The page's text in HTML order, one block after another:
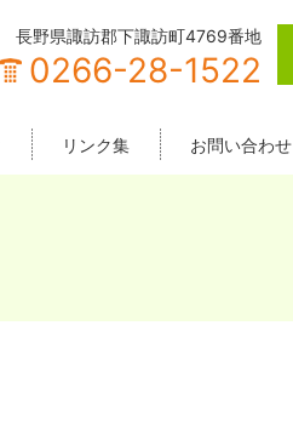
長野県諏訪郡下諏訪町4769番地
0266-28-1522
リンク集 お問い合わせ